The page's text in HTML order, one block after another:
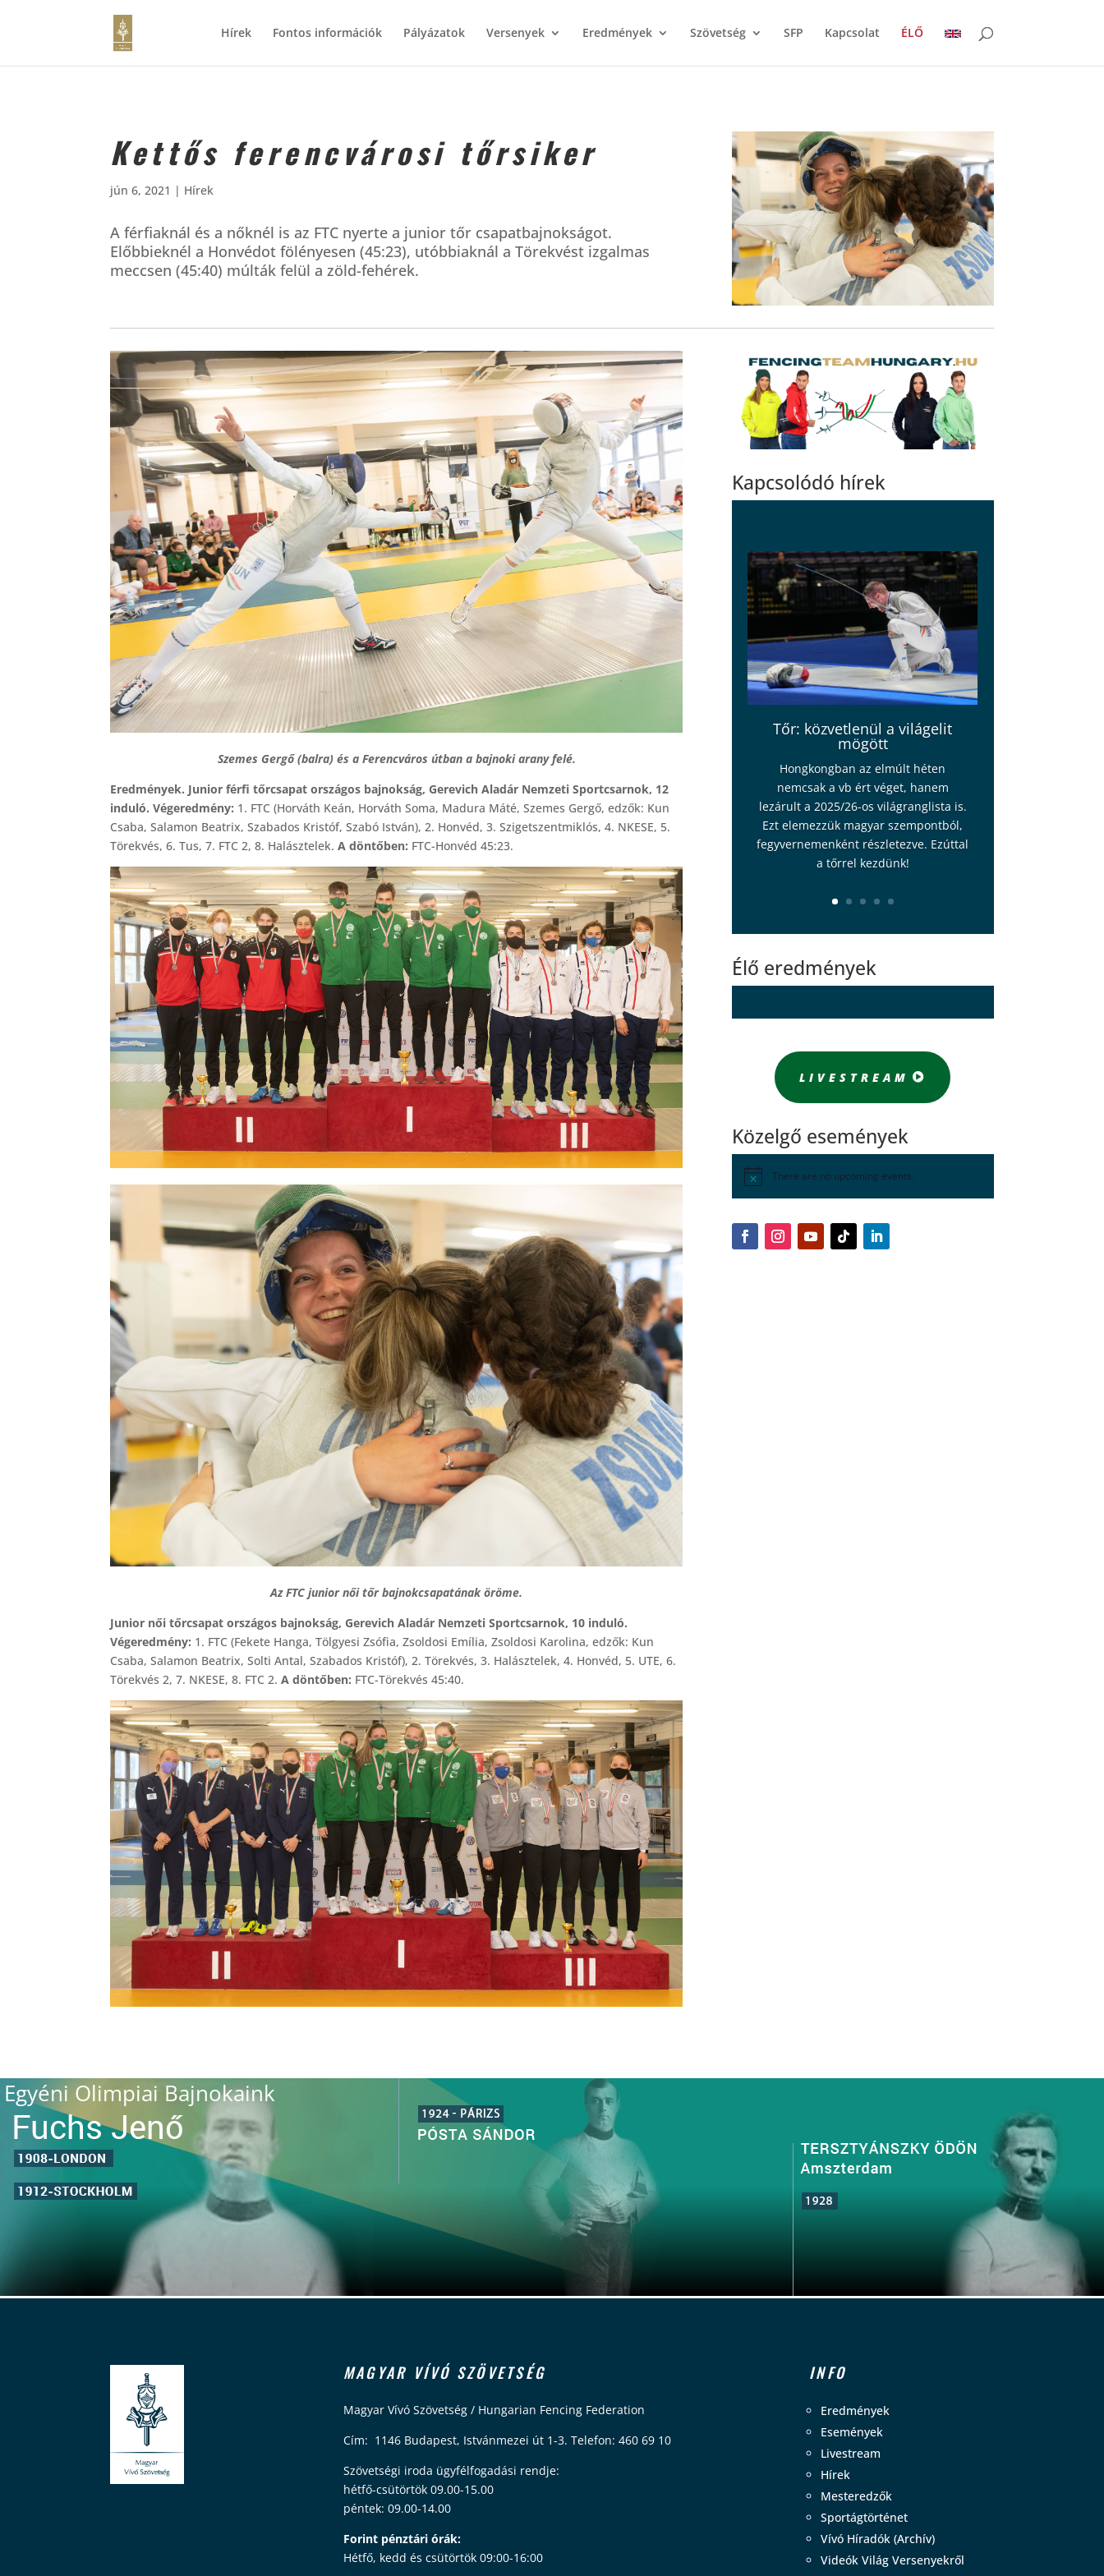
Hírek Fontos információk Pályázatok Versenyek Eredmények Szövetség SFP Kapcsolat ÉLŐ
Kettős ferencvárosi tőrsiker
jún 6, 2021 | Hírek
A férfiaknál és a nőknél is az FTC nyerte a junior tőr csapatbajnokságot.
Előbbieknél a Honvédot fölényesen (45:23), utóbbiaknál a Törekvést izgalmas
meccsen (45:40) múlták felül a zöld-fehérek.
Szemes Gergő (balra) és a Ferencváros útban a bajnoki arany felé.
Eredmények. Junior férfi tőrcsapat országos bajnokság, Gerevich Aladár Nemzeti Sportcsarnok, 12
induló. Végeredmény: 1. FTC (Horváth Keán, Horváth Soma, Madura Máté, Szemes Gergő, edzők: Kun
Csaba, Salamon Beatrix, Szabados Kristóf, Szabó István), 2. Honvéd, 3. Szigetszentmiklós, 4. NKESE, 5.
Törekvés, 6. Tus, 7. FTC 2, 8. Halásztelek.A döntőben: FTC-Honvéd 45:23.
Az FTC junior női tőr bajnokcsapatának öröme.
Junior női tőrcsapat országos bajnokság, Gerevich Aladár Nemzeti Sportcsarnok, 10 induló.
Végeredmény: 1. FTC (Fekete Hanga, Tölgyesi Zsófia, Zsoldosi Emília, Zsoldosi Karolina, edzők: Kun
Csaba, Salamon Beatrix, Solti Antal, Szabados Kristóf), 2. Törekvés, 3. Halásztelek, 4. Honvéd, 5. UTE, 6.
Törekvés 2, 7. NKESE, 8. FTC 2.A döntőben: FTC-Törekvés 45:40.
Kapcsolódó hírek
Tőr: közvetlenül a világelit
mögött
Hongkongban az elmúlt héten
nemcsak a vb ért véget, hanem
lezárult a 2025/26-os világranglista is.
Ezt elemezzük magyar szempontból,
fegyvernemenként részletezve. Ezúttal
a tőrrel kezdünk!
Élő eredmények
LIVESTREAM
Közelgő események
There are no upcoming events.
Egyéni Olimpiai Bajnokaink
MAGYAR VÍVÓ SZÖVETSÉG
Magyar Vívó Szövetség / Hungarian Fencing Federation
Cím: 1146 Budapest, Istvánmezei út 1-3. Telefon: 460 69 10
Szövetségi iroda ügyfélfogadási rendje:
hétfő-csütörtök 09.00-15.00
péntek: 09.00-14.00
Forint pénztári órák:
Hétfő, kedd és csütörtök 09:00-16:00
INFO
Eredmények
Események
Livestream
Hírek
Mesteredzők
Sportágtörténet
Vívó Híradók (Archív)
Videók Világ Versenyekről